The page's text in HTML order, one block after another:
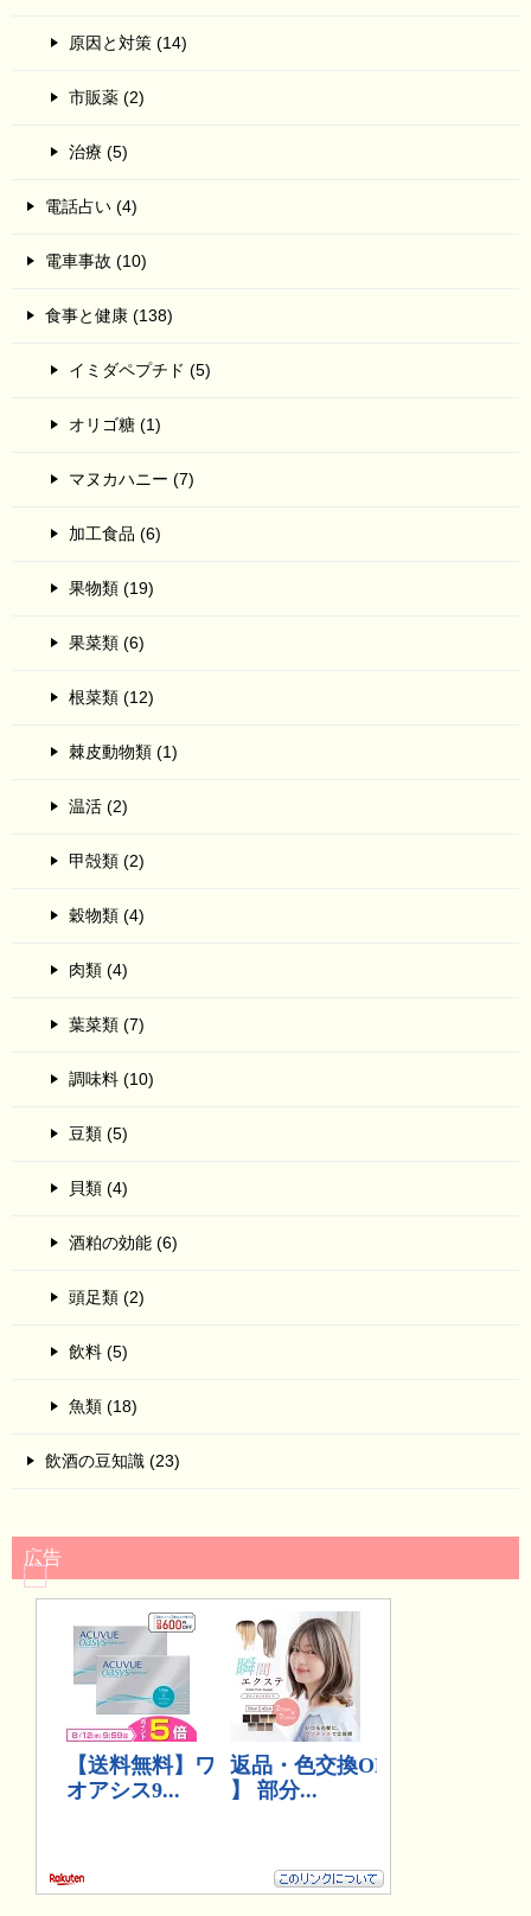
原因と対策 (14)
市販薬 (2)
治療 (5)
電話占い (4)
電車事故 (10)
食事と健康 (138)
イミダペプチド (5)
オリゴ糖 (1)
マヌカハニー (7)
加工食品 (6)
果物類 (19)
果菜類 (6)
根菜類 (12)
棘皮動物類 (1)
温活 (2)
甲殻類 (2)
穀物類 (4)
肉類 (4)
葉菜類 (7)
調味料 (10)
豆類 (5)
貝類 (4)
酒粕の効能 (6)
頭足類 (2)
飲料 (5)
魚類 (18)
飲酒の豆知識 (23)
広告